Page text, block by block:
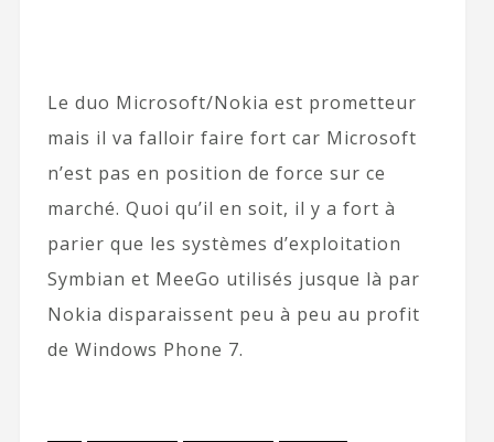
Le duo Microsoft/Nokia est prometteur
mais il va falloir faire fort car Microsoft
n’est pas en position de force sur ce
marché. Quoi qu’il en soit, il y a fort à
parier que les systèmes d’exploitation
Symbian et MeeGo utilisés jusque là par
Nokia disparaissent peu à peu au profit
de Windows Phone 7.